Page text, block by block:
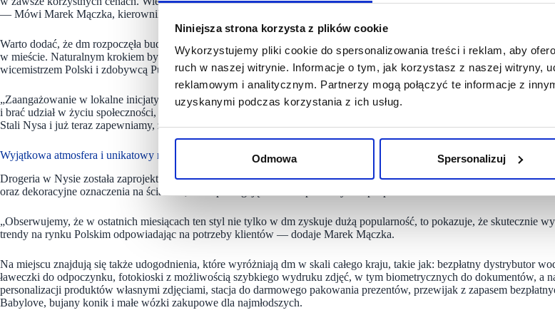
Niniejsza strona korzysta z plików cookie
Wykorzystujemy pliki cookie do spersonalizowania treści i reklam, aby
ruch w naszej witrynie. Informacje o tym, jak korzystasz z naszej witryny,
reklamowym i analitycznym. Partnerzy mogą połączyć te informacje z
uzyskanymi podczas korzystania z ich usług.
Odmowa Spersonalizuj
— Mówi Marek Mączka, kierownik regionalny dm.
Warto dodać, że dm rozpoczęła budowanie relacji z lokalną społecznością Nysy jeszcze zanim otworzyła swój pierwszy
w mieście. Naturalnym krokiem było podjęcie współpracy z klubem Stal Nysa, polską męską drużyną siatkarską,
wicemistrzem Polski i zdobywcą Pucharu Polski.
„Zaangażowanie w lokalne inicjatywy, w tym także sportowe idealnie wpisuje się w filozofię naszej marki. Chcemy być
i brać udział w życiu społeczności, zgodnie z hasłem „tu liczy się człowiek, tu kupuje”. Jesteśmy dumni, że możemy
Stali Nysa i już teraz zapewniamy, że ta współpraca będzie kontynuowana” — komentuje Marek Mączka.
Wyjątkowa atmosfera i unikatowy na polskim rynku wystrój wnętrz
Drogeria w Nysie została zaprojektowana w stylu, który klienci dm znają i kochają. Jest tu jasne, ciepłe oświetlenie,
oraz dekoracyjne oznaczenia na ścianach, które pomagają odnaleźć produkty bez pośpiechu i stresu.
„Obserwujemy, że w ostatnich miesiącach ten styl nie tylko w dm zyskuje dużą popularność, to pokazuje, że skutecznie
trendy na rynku Polskim odpowiadając na potrzeby klientów — dodaje Marek Mączka.
Na miejscu znajdują się także udogodnienia, które wyróżniają dm w skali całego kraju, takie jak: bezpłatny dystrybutor
ławeczki do odpoczynku, fotokioski z możliwością szybkiego wydruku zdjęć, w tym biometrycznych do dokumentów, a
personalizacji produktów własnymi zdjęciami, stacja do darmowego pakowania prezentów, przewijak z zapasem
Babylove, bujany konik i małe wózki zakupowe dla najmłodszych.